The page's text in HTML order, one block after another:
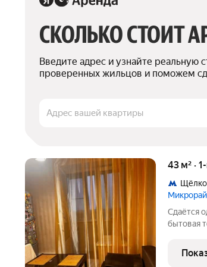
СКОЛЬКО СТОИТ
Введите адрес и узнайте реальную
проверенных жильцов и поможем
Адрес вашей квартиры
43 м² ·
Сдаётся
бытовая
аренда